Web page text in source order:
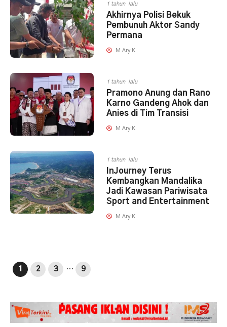
1 tahun lalu
Akhirnya Polisi Bekuk
Pembunuh Aktor Sandy
Permana
M Ary K
1 tahun lalu
Pramono Anung dan Rano
Karno Gandeng Ahok dan
Anies di Tim Transisi
M Ary K
1 tahun lalu
InJourney Terus
Kembangkan Mandalika
Jadi Kawasan Pariwisata
Sport and Entertainment
M Ary K
1 2 3 … 9